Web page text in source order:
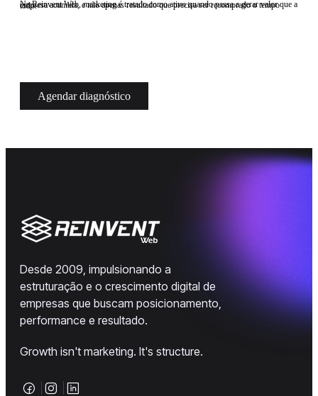
Na Reinvent Web, marketing é tratado como ativo quando passa a gerar valor que a empresa acumula, e não apenas resultado que precisa ser recomprado o tempo todo.
Agendar diagnóstico
Desde 2009, impulsionando a
estruturação e o crescimento digital de
empresas que buscam posicionamento,
performance e resultado.
Growth isn't marketing. It's structure.